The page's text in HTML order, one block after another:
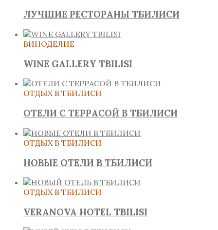
ЛУЧШИЕ РЕСТОРАНЫ ТБИЛИСИ
ВИНОДЕЛИЕ
WINE GALLERY TBILISI
ОТДЫХ В ТБИЛИСИ
ОТЕЛИ С ТЕРРАСОЙ В ТБИЛИСИ
ОТДЫХ В ТБИЛИСИ
НОВЫЕ ОТЕЛИ В ТБИЛИСИ
ОТДЫХ В ТБИЛИСИ
VERANOVA HOTEL TBILISI